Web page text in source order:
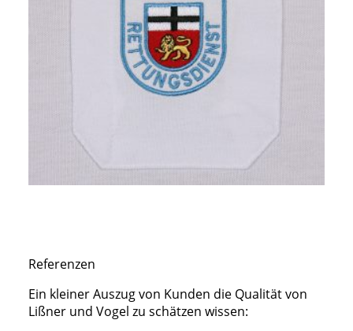
Referenzen
Ein kleiner Auszug von Kunden die Qualität von
Lißner und Vogel zu schätzen wissen: